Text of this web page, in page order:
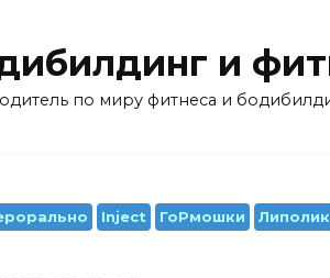
и
по миру фитнеса и
Inject ГоРмошки